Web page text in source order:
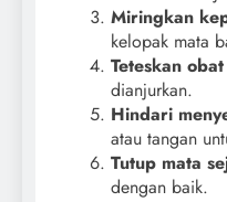
Miringkan
kelopak mata
Teteskan
dianjurkan.
Hindari
atau tangan
Tutup mata
dengan baik.